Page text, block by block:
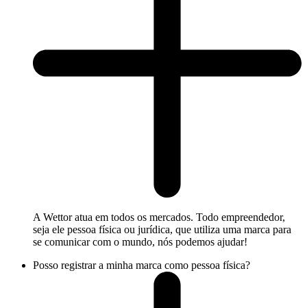
A Wettor atua em todos os mercados. Todo empreendedor,
seja ele pessoa física ou jurídica, que utiliza uma marca para
se comunicar com o mundo, nós podemos ajudar!
Posso registrar a minha marca como pessoa física?